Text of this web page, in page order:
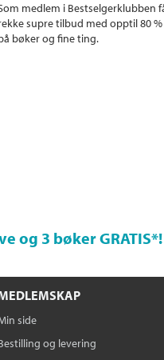
medlem i Bestselgerklubben
supre tilbud med opptil 80
bøker og fine ting.
og 3 bøker GRATIS*!
side
og levering